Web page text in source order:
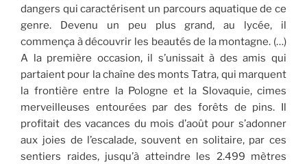
dangers qui caractérisent un parcours aquatique de ce
genre. Devenu un peu plus grand, au lycée, il
commença à découvrir les beautés de la montagne. (…)
A la première occasion, il s’unissait à des amis qui
partaient pour la chaîne des monts Tatra, qui marquent
la frontière entre la Pologne et la Slovaquie, cimes
merveilleuses entourées par des forêts de pins. Il
profitait des vacances du mois d’août pour s’adonner
aux joies de l’escalade, souvent en solitaire, par ces
sentiers raides, jusqu’à atteindre les 2.499 mètres